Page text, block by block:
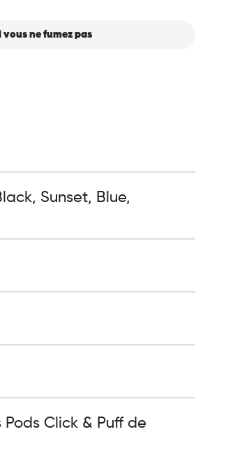
vous ne fumez pas
Sunset, Blue,
Click & Puff de